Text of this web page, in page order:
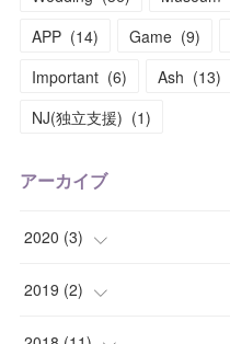
APP (14) Game (9)
Important (6) Ash (13)
NJ(独立支援) (1)
アーカイブ
2020 (3)
(1
( 1)
2019 (2)